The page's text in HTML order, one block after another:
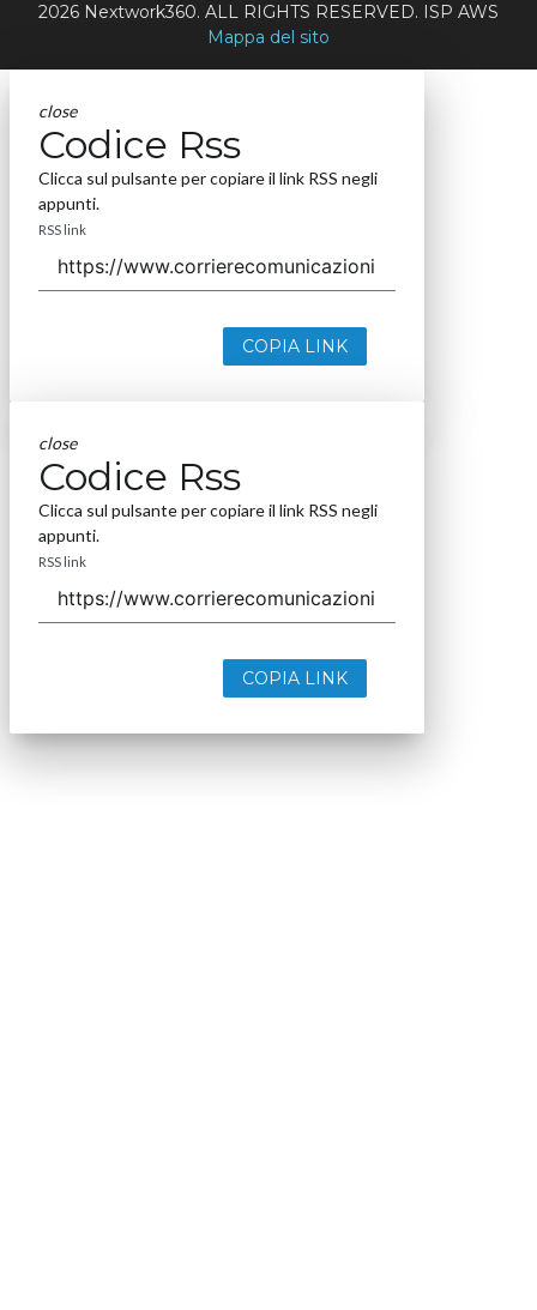
2026 Nextwork360. ALL RIGHTS RESERVED. ISP AWS
Mappa del sito
close
Codice Rss
Clicca sul pulsante per copiare il link RSS negli
appunti.
RSS link
COPIA LINK
close
Codice Rss
Clicca sul pulsante per copiare il link RSS negli
appunti.
RSS link
COPIA LINK